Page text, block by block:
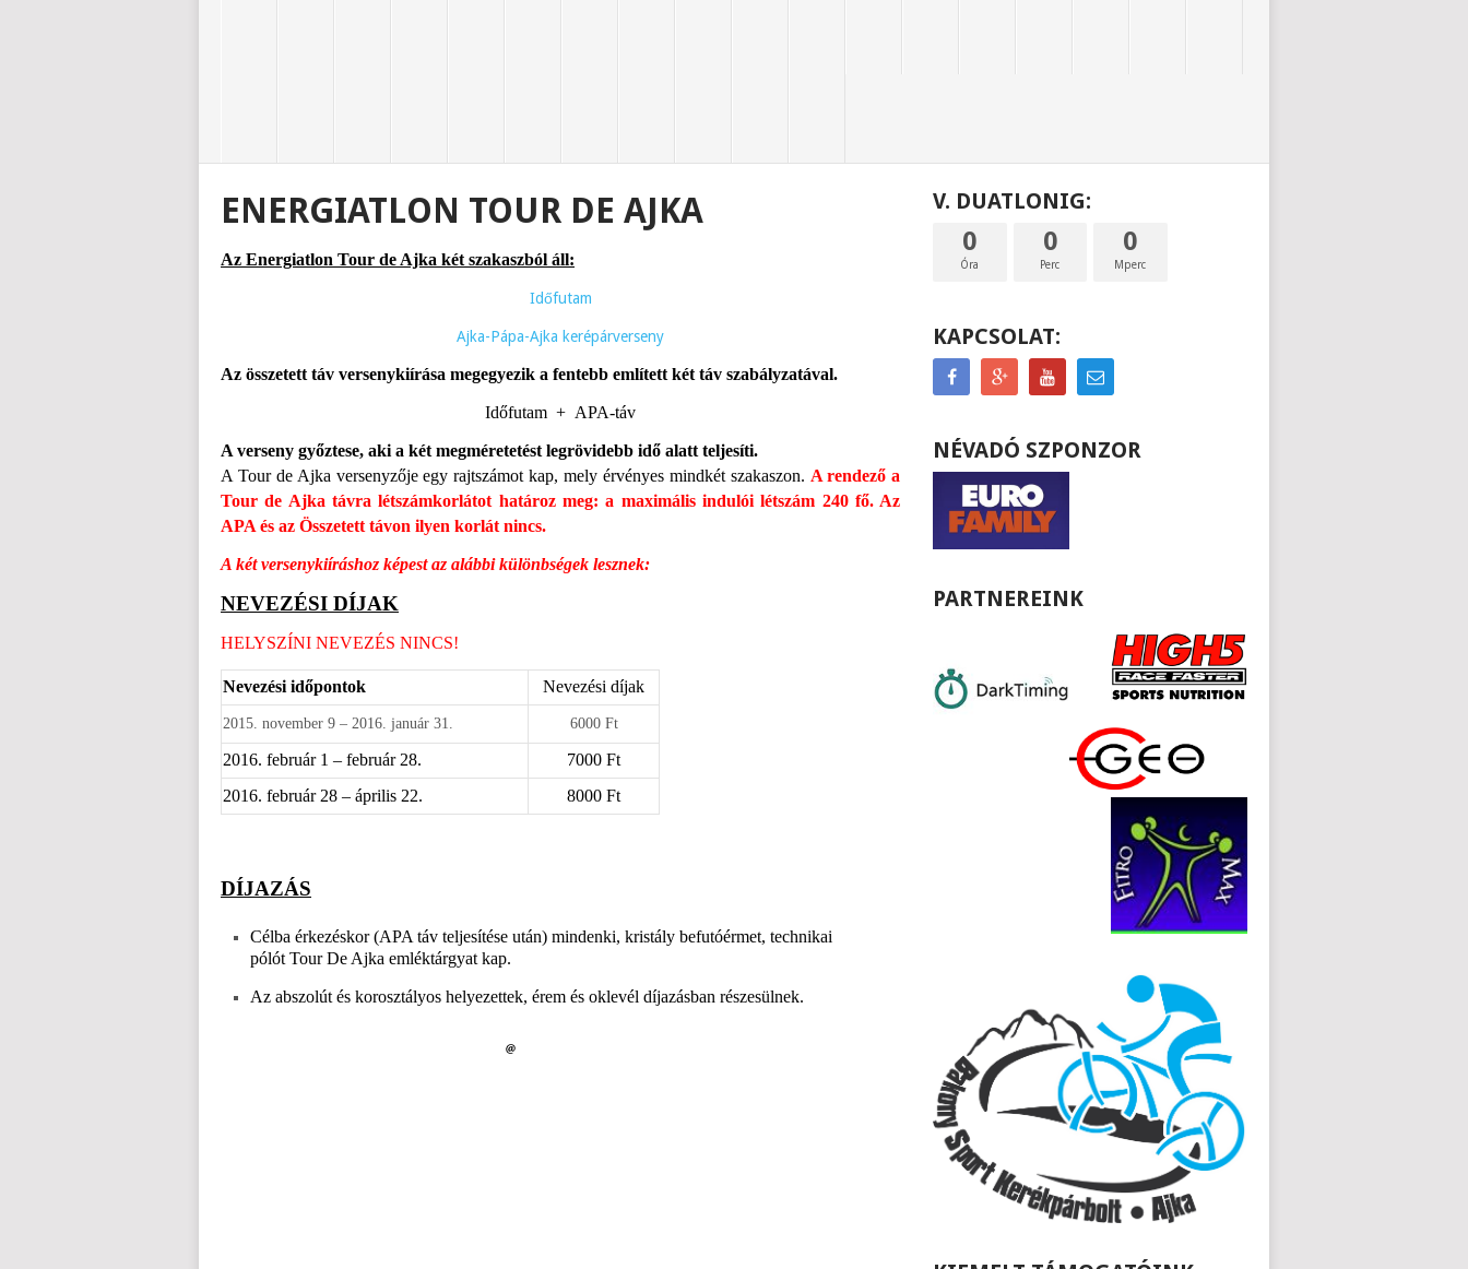
ENERGIATLON TOUR DE AJKA
Az Energiatlon Tour de Ajka két szakaszból áll:
Időfutam
Ajka-Pápa-Ajka kerépárverseny
Az összetett táv versenykiírása megegyezik a fentebb említett két táv szabályzatával.
Időfutam + APA-táv
A verseny győztese, aki a két megméretetést legrövidebb idő alatt teljesíti.
A Tour de Ajka versenyzője egy rajtszámot kap, mely érvényes mindkét szakaszon. A rendező a
Tour de Ajka távra létszámkorlátot határoz meg: a maximális indulói létszám 240 fő. Az
APA és az Összetett távon ilyen korlát nincs.
A két versenykiíráshoz képest az alábbi különbségek lesznek:
NEVEZÉSI DÍJAK
HELYSZÍNI NEVEZÉS NINCS!
Nevezési időpontok Nevezési díjak
2015. november 9 – 2016. január 31. 6000 Ft
2016. február 1 – február 28.
7000 Ft
2016. február 28 – április 22.
8000 Ft
DÍJAZÁS
Célba érkezéskor (APA táv teljesítése után) mindenki, kristály befutóérmet, technikai
pólót Tour De Ajka emléktárgyat kap.
Az abszolút és korosztályos helyezettek, érem és oklevél díjazásban részesülnek.
V. DUATLONIG:
0
Óra
0
Perc
0
Mperc
KAPCSOLAT:
NÉVADÓ SZPONZOR
PARTNEREINK